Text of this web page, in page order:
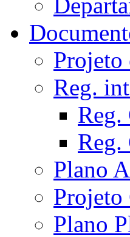
Projeto
Reg.
Reg.
Reg.
Plano
Plano